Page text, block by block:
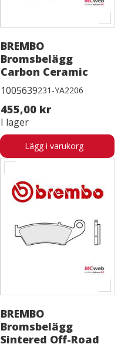
BREMBO
Bromsbelägg
Carbon Ceramic
1005639231-YA2206
455,00 kr
I lager
Lägg i varukorg
BREMBO
Bromsbelägg
Sintered Off-Road